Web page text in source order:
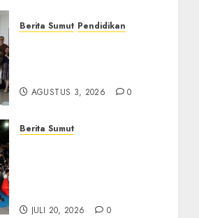
Berita Sumut Pendidikan
AGUSTUS 3, 2026 0
Berita Sumut
JULI 20, 2026 0